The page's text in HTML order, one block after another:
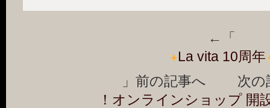
←「
La vita 10周年
」前の記事へ 次の
！オンラインショップ 開